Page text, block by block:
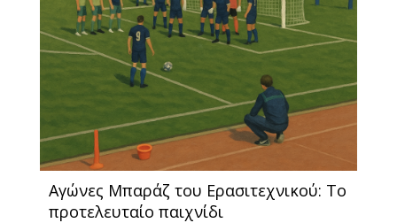
Αγώνες Μπαράζ του Ερασιτεχνικού: Το
προτελευταίο παιχνίδι